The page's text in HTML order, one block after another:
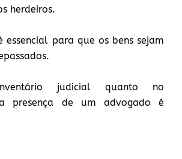
herdeiros.
essencial para que os bens sejam
judicial quanto no
presença de um advogado é